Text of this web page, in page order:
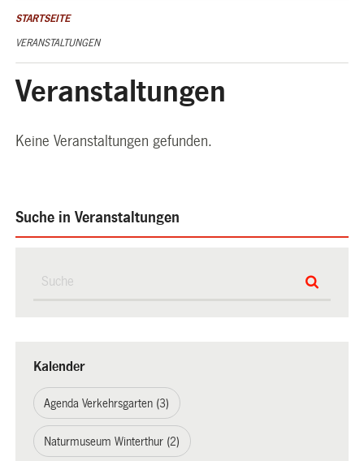
ÜBER UNS
STARTSEITE
VERANSTALTUNGEN
Veranstaltungen
Keine Veranstaltungen gefunden.
Suche in Veranstaltungen
Kalender
Agenda Verkehrsgarten (3)
Naturmuseum Winterthur (2)